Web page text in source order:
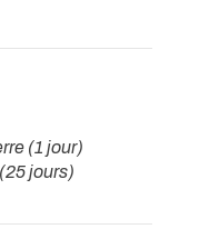
(1 jour)
jours)